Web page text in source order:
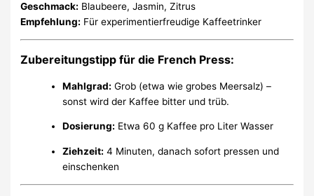
Geschmack: Blaubeere, Jasmin, Zitrus
Empfehlung: Für experimentierfreudige Kaffeetrinker
Zubereitungstipp für die French Press:
Mahlgrad: Grob (etwa wie grobes Meersalz) –
sonst wird der Kaffee bitter und trüb.
Dosierung: Etwa 60 g Kaffee pro Liter Wasser
Ziehzeit: 4 Minuten, danach sofort pressen und
einschenken